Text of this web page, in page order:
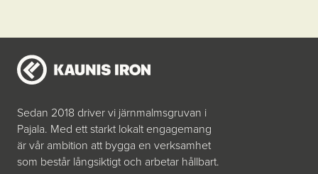
Sedan 2018 driver vi järnmalmsgruvan i
Pajala. Med ett starkt lokalt engagemang
är vår ambition att bygga en verksamhet
som består långsiktigt och arbetar hållbart.